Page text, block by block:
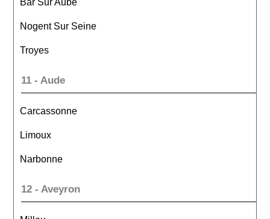
Bar Sur Aube
Nogent Sur Seine
Troyes
11 - Aude
Carcassonne
Limoux
Narbonne
12 - Aveyron